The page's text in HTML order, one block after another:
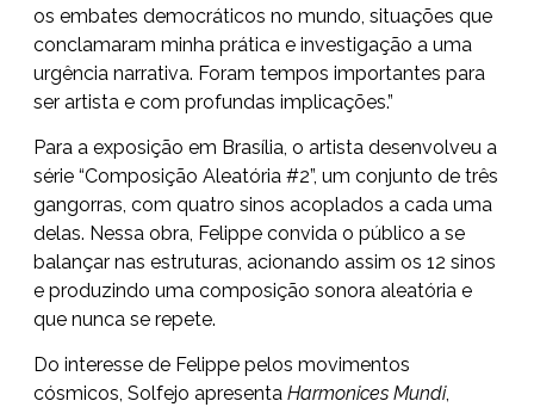
os embates democráticos no mundo, situações que
conclamaram minha prática e investigação a uma
urgência narrativa. Foram tempos importantes para
ser artista e com profundas implicações.”
Para a exposição em Brasília, o artista desenvolveu a
série “Composição Aleatória #2”, um conjunto de três
gangorras, com quatro sinos acoplados a cada uma
delas. Nessa obra, Felippe convida o público a se
balançar nas estruturas, acionando assim os 12 sinos
e produzindo uma composição sonora aleatória e
que nunca se repete.
Do interesse de Felippe pelos movimentos
cósmicos, Solfejo apresenta Harmonices Mundi,